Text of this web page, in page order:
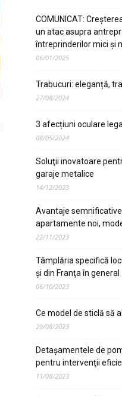
COMUNICAT:
un atac asupra
întreprinderilor mici și
06/01/2025
Trabucuri: eleganță,
27/08/2024
3 afecțiuni oculare
08/05/2024
Soluţii inovatoare
garaje metalice
14/12/2023
Avantaje
apartamente noi,
22/11/2023
Tâmplăria specifică
şi din Franţa în general
06/10/2023
Ce model de sticlă să
29/08/2023
Detaşamentele de
pentru intervenţii
11/08/2023